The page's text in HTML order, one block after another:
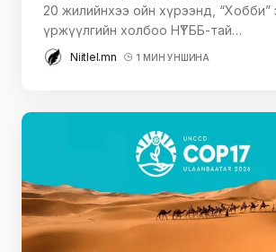
20 жилийнхээ ойн хүрээнд, “Хобби”
үржүүлгийн холбоо НҮТББ-тай…
Niitlel.mn 1 МИН УНШИНА